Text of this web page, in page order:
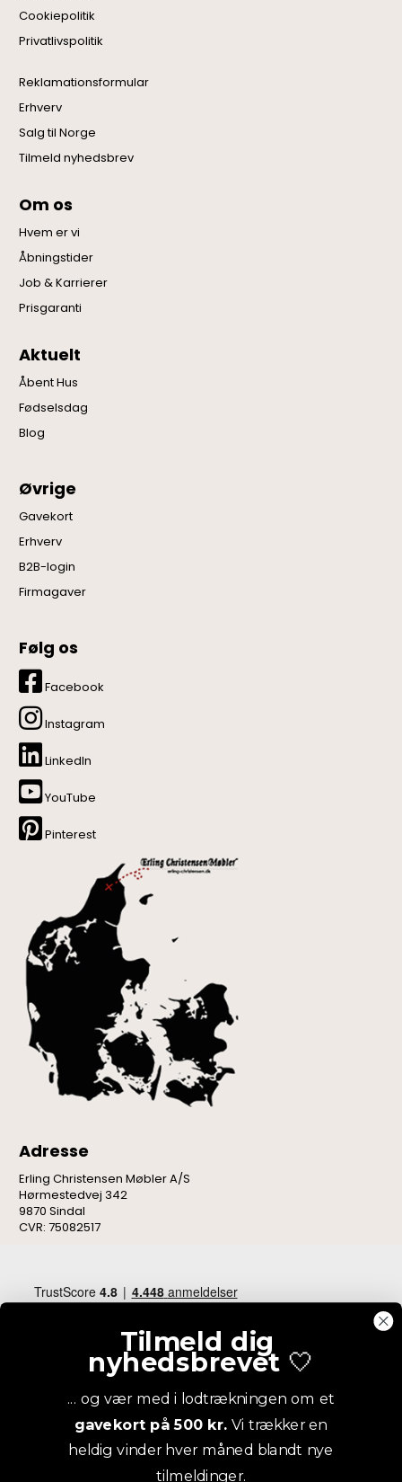
Cookiepolitik
Privatlivspolitik
Reklamationsformular
Erhverv
Salg til Norge
Tilmeld nyhedsbrev
Om os
Hvem er vi
Åbningstider
Job & Karrierer
Prisgaranti
Aktuelt
Åbent Hus
Fødselsdag
Blog
Øvrige
Gavekort
Erhverv
B2B-login
Firmagaver
Følg os
Facebook
Instagram
LinkedIn
YouTube
Pinterest
Adresse
Erling Christensen Møbler A/S
Hørmestedvej 342
9870 Sindal
CVR: 75082517
Tilmeld dig
nyhedsbrevet 🤍
... og vær med i lodtrækningen om et
gavekort på 500 kr. Vi trækker en
heldig vinder hver måned blandt nye
tilmeldinger.